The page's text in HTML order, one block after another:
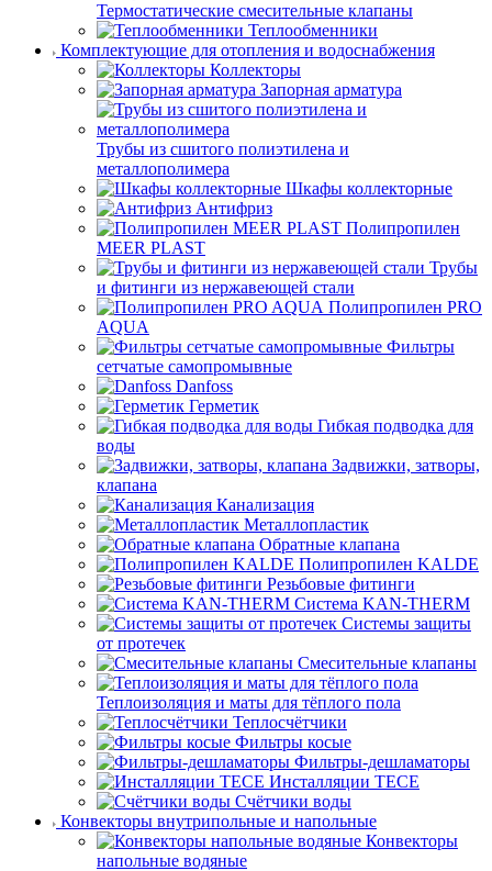
Термостатические смесительные клапаны
Теплообменники
Комплектующие для отопления и водоснабжения
Коллекторы
Запорная арматура
Трубы из сшитого полиэтилена и
металлополимера
Шкафы коллекторные
Антифриз
Полипропилен
MEER PLAST
Трубы
и фитинги из нержавеющей стали
Полипропилен PRO
AQUA
Фильтры
сетчатые самопромывные
Danfoss
Герметик
Гибкая подводка для
воды
Задвижки, затворы,
клапана
Канализация
Металлопластик
Обратные клапана
Полипропилен KALDE
Резьбовые фитинги
Система KAN-THERM
Системы защиты
от протечек
Смесительные клапаны
Теплоизоляция и маты для тёплого пола
Теплосчётчики
Фильтры косые
Фильтры-дешламаторы
Инсталляции TECE
Счётчики воды
Конвекторы внутрипольные и напольные
Конвекторы
напольные водяные